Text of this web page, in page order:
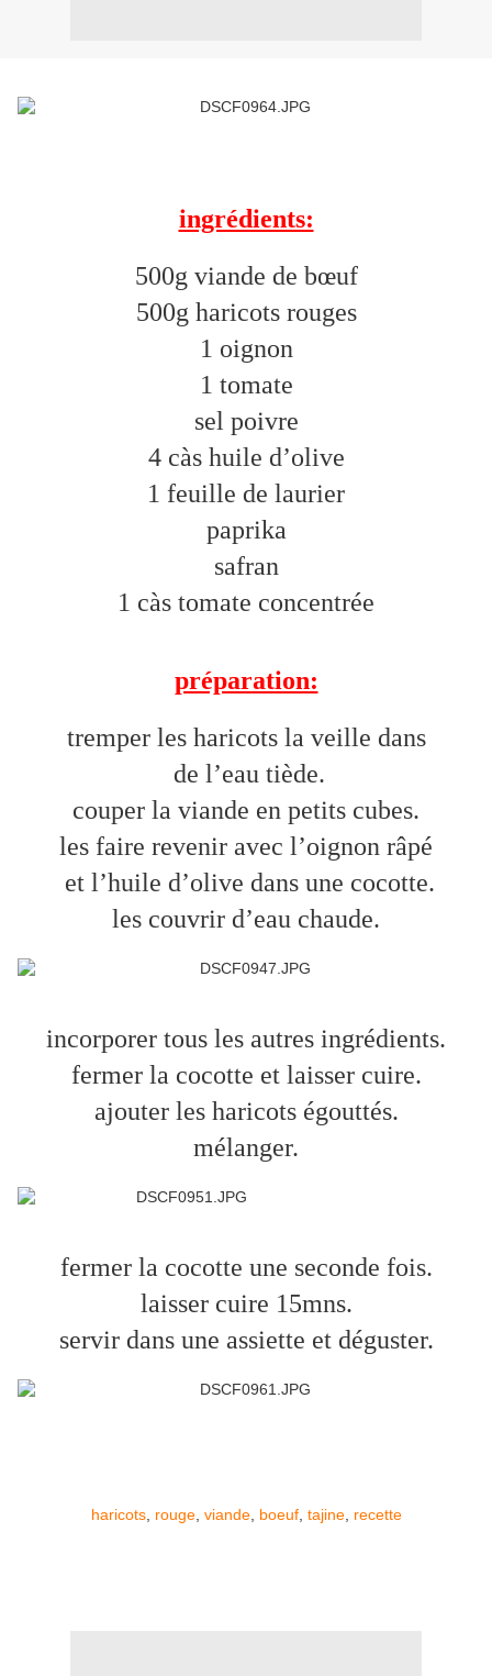
ingrédients:
500g viande de bœuf
500g haricots rouges
1 oignon
1 tomate
sel poivre
4 càs huile d’olive
1 feuille de laurier
paprika
safran
1 càs tomate concentrée
préparation:
tremper les haricots la veille dans
de l’eau tiède.
couper la viande en petits cubes.
les faire revenir avec l’oignon râpé
et l’huile d’olive dans une cocotte.
les couvrir d’eau chaude.
incorporer tous les autres ingrédients.
fermer la cocotte et laisser cuire.
ajouter les haricots égouttés.
mélanger.
fermer la cocotte une seconde fois.
laisser cuire 15mns.
servir dans une assiette et déguster.
haricots, rouge, viande, boeuf, tajine, recette